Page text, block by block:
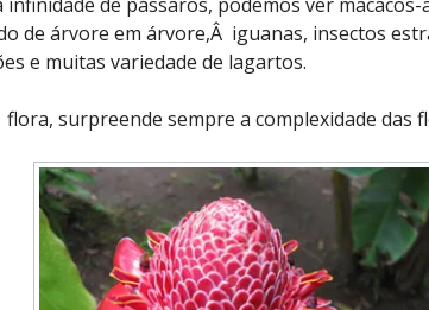
de árvore em árvore,Â iguanas, insectos
e muitas variedade de lagartos.
surpreende sempre a complexidade das